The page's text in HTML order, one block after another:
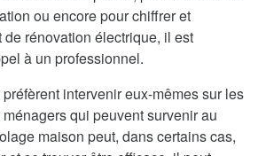
ou encore pour chiffrer et
rénovation électrique, il est
à un professionnel.
intervenir eux-mêmes sur les
qui peuvent survenir au
maison peut, dans certains cas,